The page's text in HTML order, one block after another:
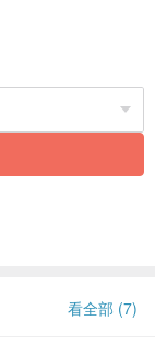
看全部 (7)